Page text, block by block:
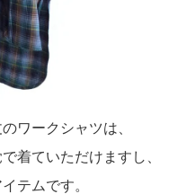
ワークシャツは、
着ていただけますし、
テムです。